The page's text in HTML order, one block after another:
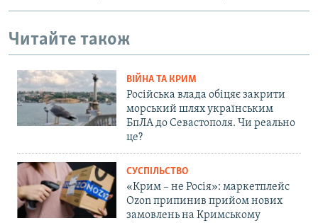
Читайте також
ВІЙНА ТА КРИМ
Російська влада обіцяє закрити
морський шлях українським
БпЛА до Севастополя. Чи реально
це?
СУСПІЛЬСТВО
«Крим – не Росія»: маркетплейс
Ozon припинив прийом нових
замовлень на Кримському